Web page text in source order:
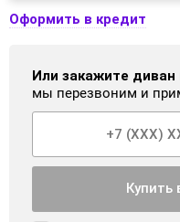
Оформить в кредит
Или закажите диван
мы перезвоним и
Купить